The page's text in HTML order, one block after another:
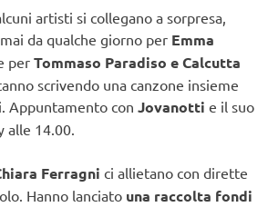
artisti si collegano a sorpresa,
da qualche giorno per Emma
per Tommaso Paradiso e Calcutta
scrivendo una canzone insieme
Appuntamento con Jovanotti e il suo
alle 14.00.
Ferragni ci allietano con dirette
Hanno lanciato una raccolta fondi